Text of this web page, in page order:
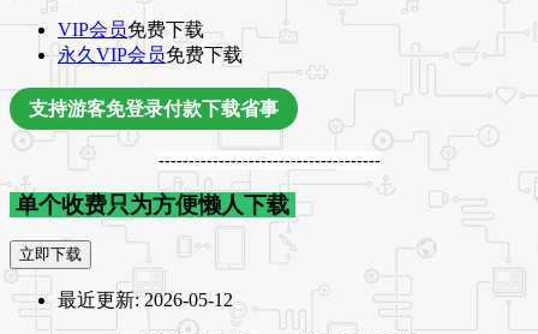
VIP会员免费下载
永久VIP会员免费下载
支持游客免登录付款下载省事
-------------------------------------
单个收费只为方便懒人下载
立即下载
最近更新:2026-05-12